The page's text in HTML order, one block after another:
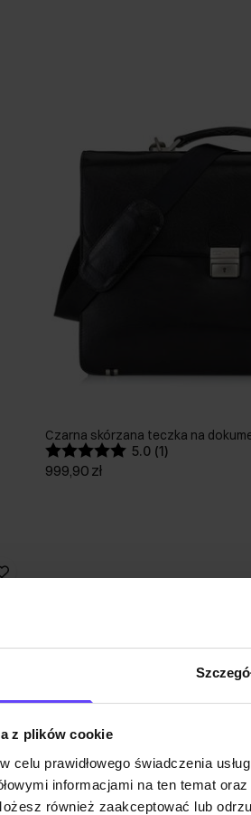
z plików cookie
celu prawidłowego świadczenia
informacjami na ten temat
również zaakceptować lub
Czarna skórzana teczka na
5.0 (1)
999,90 zł